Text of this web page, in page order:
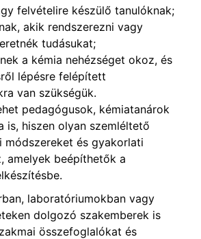
felvételire készülő tanulóknak;
akik rendszerezni vagy
tudásukat;
a kémia nehézséget okoz, és
lépésre felépített
van szükségük.
pedagógusok, kémiatanárok
is, hiszen olyan szemléltető
módszereket és gyakorlati
amelyek beépíthetők a
laboratóriumokban vagy
dolgozó szakemberek is
összefoglalókat és